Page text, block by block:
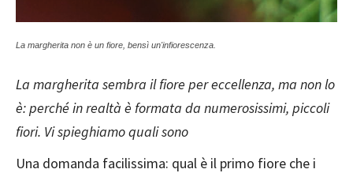
La margherita non è un fiore, bensì un'infiorescenza.
La margherita sembra il fiore per eccellenza, ma non lo
è: perché in realtà è formata da numerosissimi, piccoli
fiori. Vi spieghiamo quali sono
Una domanda facilissima: qual è il primo fiore che i